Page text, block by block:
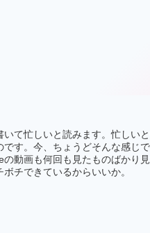
いて忙しいと読みます。忙しい
です。今、ちょうどそんな感じ
の動画も何回も見たものばかり
チできているからいいか。